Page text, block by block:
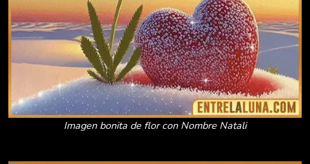
Imagen bonita de flor con Nombre Natali